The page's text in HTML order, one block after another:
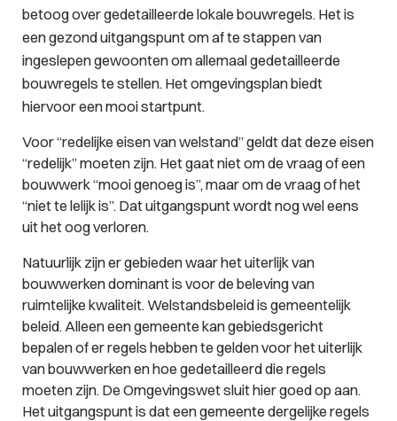
betoog over gedetailleerde lokale bouwregels. Het is
een gezond uitgangspunt om af te stappen van
ingeslepen gewoonten om allemaal gedetailleerde
bouwregels te stellen. Het omgevingsplan biedt
hiervoor een mooi startpunt.
Voor “redelijke eisen van welstand” geldt dat deze eisen
“redelijk” moeten zijn. Het gaat niet om de vraag of een
bouwwerk “mooi genoeg is”, maar om de vraag of het
“niet te lelijk is”. Dat uitgangspunt wordt nog wel eens
uit het oog verloren.
Natuurlijk zijn er gebieden waar het uiterlijk van
bouwwerken dominant is voor de beleving van
ruimtelijke kwaliteit. Welstandsbeleid is gemeentelijk
beleid. Alleen een gemeente kan gebiedsgericht
bepalen of er regels hebben te gelden voor het uiterlijk
van bouwwerken en hoe gedetailleerd die regels
moeten zijn. De Omgevingswet sluit hier goed op aan.
Het uitgangspunt is dat een gemeente dergelijke regels